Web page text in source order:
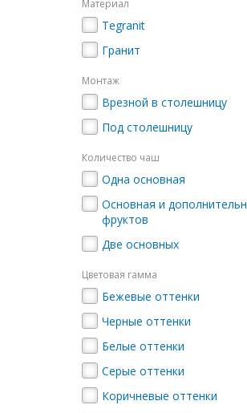
С
бельевой
корзиной
Комоды
в
ванную
Подвесные
шкафы
Комплектующие
для
мебели
Материал
Tegranit
Гранит
Монтаж
Врезной в столешницу
Под столешницу
Количество чаш
Одна основная
Основная и
фруктов
Две основных
Цветовая гамма
Бежевые оттенки
Черные оттенки
Белые оттенки
Серые оттенки
Коричневые оттенки